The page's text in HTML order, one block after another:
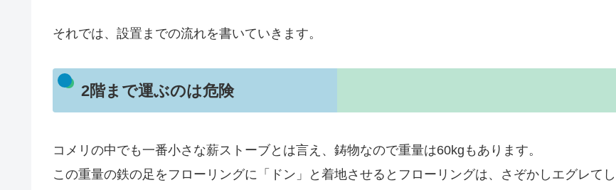
それでは、設置までの流れを書いていきます。
2階まで運ぶのは危険
コメリの中でも一番小さな薪ストーブとは言え、鋳物なので重量は60kgもあります。
この重量の鉄の足をフローリングに「ドン」と着地させるとフローリングは、さぞかしエグレてし